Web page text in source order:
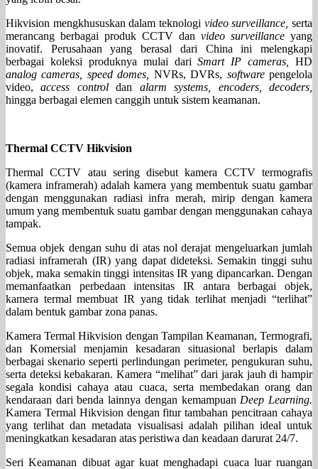
Hikvision mengkhususkan dalam teknologi video surveillance, serta
merancang berbagai produk CCTV dan video surveillance yang
inovatif. Perusahaan yang berasal dari China ini melengkapi
berbagai koleksi produknya mulai dariSmart IP cameras,
HD
analog cameras, speed domes,
NVRs, DVRs, softwarepengelola
video,access controldan alarm systems, encoders, decoders,
hingga berbagai elemen canggih untuk sistem keamanan.
Thermal CCTV Hikvision
Thermal CCTV atau sering disebut kamera CCTV termografis
(kamera inframerah) adalah kamera yang membentuk suatu gambar
dengan menggunakan radiasi infra merah, mirip dengan kamera
umum yang membentuk suatu gambar dengan menggunakan cahaya
tampak.
Semua objek dengan suhu di atas nol derajat mengeluarkan jumlah
radiasi inframerah (IR) yang dapat dideteksi. Semakin tinggi suhu
objek, maka semakin tinggi intensitas IR yang dipancarkan. Dengan
memanfaatkan perbedaan intensitas IR antara berbagai objek,
kamera termal membuat IR yang tidak terlihat menjadi “terlihat”
dalam bentuk gambar zona panas.
Kamera Termal Hikvision dengan Tampilan Keamanan, Termografi,
dan Komersial menjamin kesadaran situasional berlapis dalam
berbagai skenario seperti perlindungan perimeter, pengukuran suhu,
serta deteksi kebakaran. Kamera “melihat” dari jarak jauh di hampir
segala kondisi cahaya atau cuaca, serta membedakan orang dan
kendaraan dari benda lainnya dengan kemampuan Deep Learning.
Kamera Termal Hikvision dengan fitur tambahan pencitraan cahaya
yang terlihat dan metadata visualisasi adalah pilihan ideal untuk
meningkatkan kesadaran atas peristiwa dan keadaan darurat 24/7.
Seri Keamanan dibuat agar kuat menghadapi cuaca luar ruangan